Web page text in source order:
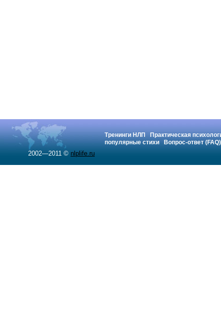
Тренинги НЛП
Практическая
популярные стихи
Вопрос-ответ (FAQ)
2002—2011 © nlplife.ru